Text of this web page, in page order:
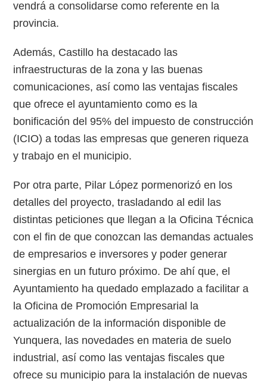
vendrá a consolidarse como referente en la
provincia.
Además, Castillo ha destacado las
infraestructuras de la zona y las buenas
comunicaciones, así como las ventajas fiscales
que ofrece el ayuntamiento como es la
bonificación del 95% del impuesto de construcción
(ICIO) a todas las empresas que generen riqueza
y trabajo en el municipio.
Por otra parte, Pilar López pormenorizó en los
detalles del proyecto, trasladando al edil las
distintas peticiones que llegan a la Oficina Técnica
con el fin de que conozcan las demandas actuales
de empresarios e inversores y poder generar
sinergias en un futuro próximo. De ahí que, el
Ayuntamiento ha quedado emplazado a facilitar a
la Oficina de Promoción Empresarial la
actualización de la información disponible de
Yunquera, las novedades en materia de suelo
industrial, así como las ventajas fiscales que
ofrece su municipio para la instalación de nuevas